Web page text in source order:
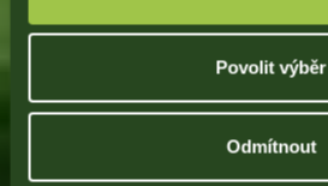
Povolit výběr
Odmítnout